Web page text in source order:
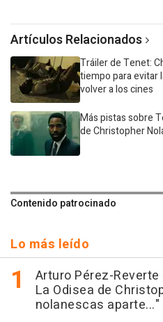
Artículos Relacionados
Tráiler de Tenet:
tiempo para evitar
volver a los cines
Más pistas sobre
de Christopher
Contenido patrocinado
Lo más leído
Arturo Pérez-
La Odisea de
nolanescas aparte..."